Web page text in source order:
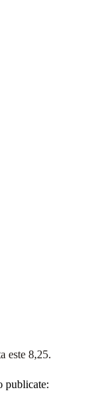
este 8,25.
publicate: